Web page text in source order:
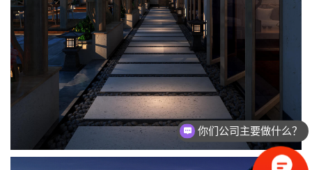
你们公司主要做什么？